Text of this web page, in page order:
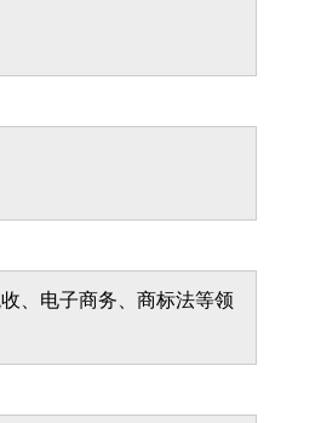
、电子商务、商标法等领